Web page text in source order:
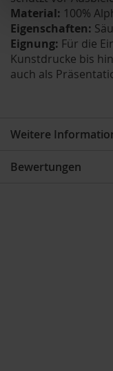
Material: 100%
Eigenschaften:
Eignung: Für die
Kunstdrucke bis
auch als
Weitere
Bewertungen